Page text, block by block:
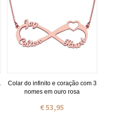
Colar do infinito e coração com 3
nomes em ouro rosa
€ 53,95